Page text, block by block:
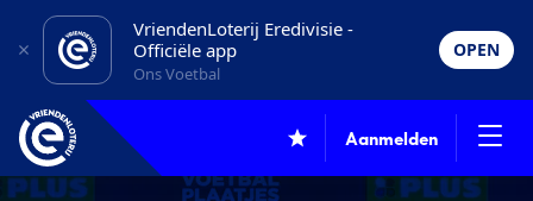
VriendenLoterij Eredivisie -
Officiële app
Ons Voetbal
OPEN
Aanmelden